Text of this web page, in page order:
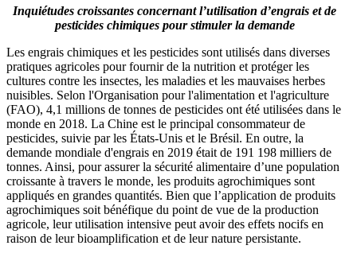
Inquiétudes croissantes concernant l’utilisation d’engrais et de
pesticides chimiques pour stimuler la demande
Les engrais chimiques et les pesticides sont utilisés dans diverses
pratiques agricoles pour fournir de la nutrition et protéger les
cultures contre les insectes, les maladies et les mauvaises herbes
nuisibles. Selon l'Organisation pour l'alimentation et l'agriculture
(FAO), 4,1 millions de tonnes de pesticides ont été utilisées dans le
monde en 2018. La Chine est le principal consommateur de
pesticides, suivie par les États-Unis et le Brésil. En outre, la
demande mondiale d'engrais en 2019 était de 191 198 milliers de
tonnes. Ainsi, pour assurer la sécurité alimentaire d’une population
croissante à travers le monde, les produits agrochimiques sont
appliqués en grandes quantités. Bien que l’application de produits
agrochimiques soit bénéfique du point de vue de la production
agricole, leur utilisation intensive peut avoir des effets nocifs en
raison de leur bioamplification et de leur nature persistante.